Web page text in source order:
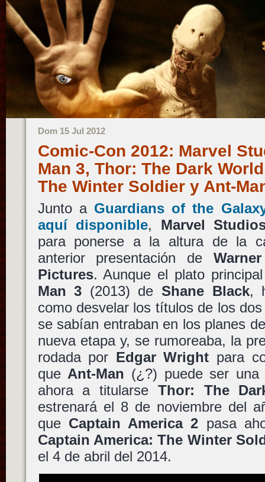
Dom 15 Jul 2012
Comic-Con 2012: Marvel
Man 3, Thor: The Dark
The Winter Soldier y Ant-
Junto a Guardians of the
aquí disponible, Marvel
para ponerse a la altura de la
anterior presentación de
Pictures. Aunque el plato
Man 3 (2013) deShane Black,
como desvelar los títulos de los
se sabían entraban en los planes
nueva etapa y, se rumoreaba, la
rodada por Edgar Wright para
que Ant-Man (¿?) puede ser
ahora a titularse Thor: The
estrenará el 8 de noviembre del
que Captain America 2 pasa
Captain America: The Winter
el 4 de abril del 2014.